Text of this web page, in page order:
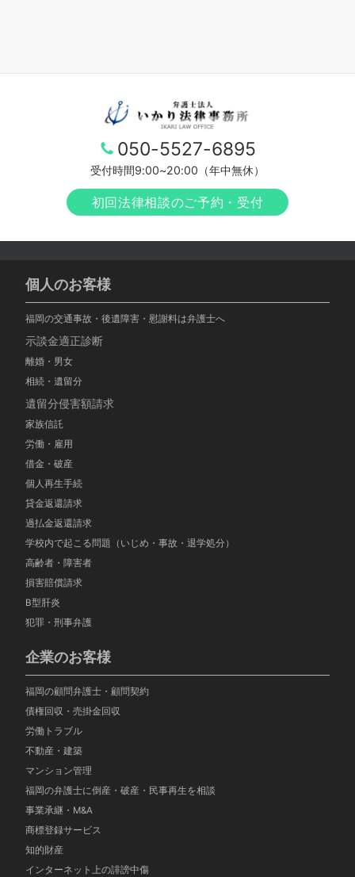
050-5527-6895
受付時間9:00~20:00（年中無休）
初回法律相談のご予約・受付
個人のお客様
福岡の交通事故・後遺障害・慰謝料は弁護士へ
示談金適正診断
離婚・男女
相続・遺留分
遺留分侵害額請求
家族信託
労働・雇用
借金・破産
個人再生手続
貸金返還請求
過払金返還請求
学校内で起こる問題（いじめ・事故・退学処分）
高齢者・障害者
損害賠償請求
B型肝炎
犯罪・刑事弁護
企業のお客様
福岡の顧問弁護士・顧問契約
債権回収・売掛金回収
労働トラブル
不動産・建築
マンション管理
福岡の弁護士に倒産・破産・民事再生を相談
事業承継・M&A
商標登録サービス
知的財産
インターネット上の誹謗中傷